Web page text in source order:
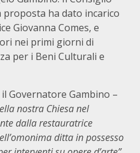
proposta ha dato incarico
Giovanna Comes, e
nei primi giorni di
per i Beni Culturali e
Governatore Gambino –
nostra Chiesa nel
dalla restauratrice
ditta in possesso